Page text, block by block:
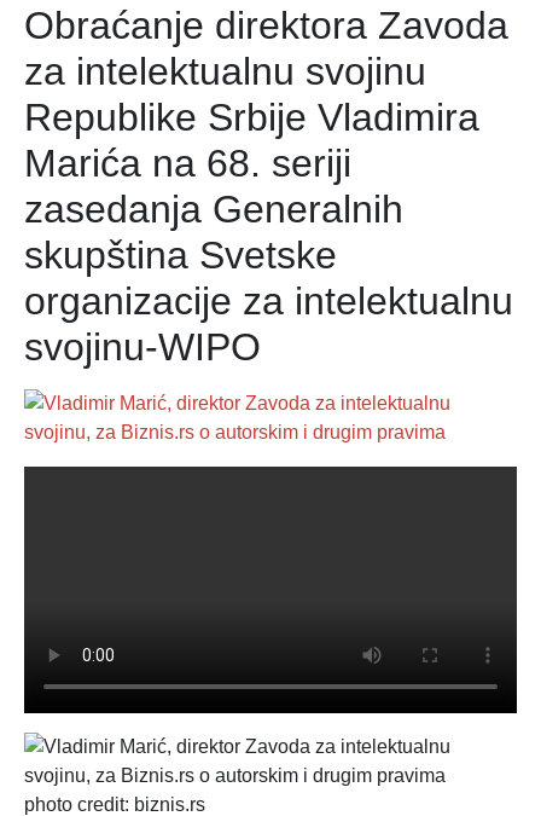
Obraćanje direktora Zavoda
za intelektualnu svojinu
Republike Srbije Vladimira
Marića na 68. seriji
zasedanja Generalnih
skupština Svetske
organizacije za intelektualnu
svojinu-WIPO
photo credit: biznis.rs